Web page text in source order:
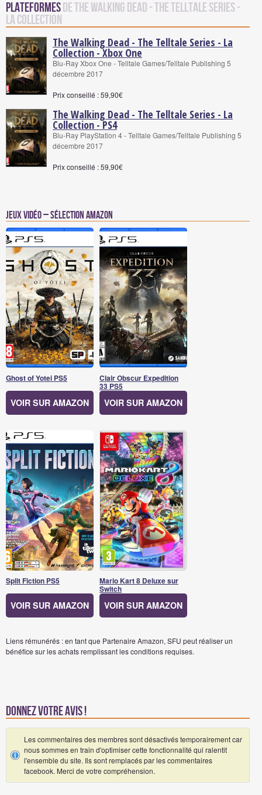
Plateformesde The Walking Dead - The Telltale Series -
La Collection
The Walking Dead - The Telltale Series - La
Collection - Xbox One
Blu-Ray Xbox One - Telltale Games/Telltale Publishing 5
décembre 2017
Prix conseillé : 59,90€
The Walking Dead - The Telltale Series - La
Collection - PS4
Blu-Ray PlayStation 4 - Telltale Games/Telltale Publishing 5
décembre 2017
Prix conseillé : 59,90€
Jeux vidéo – Sélection Amazon
Ghost of Yotei PS5
VOIR SUR AMAZON
Clair Obscur Expedition
33 PS5
VOIR SUR AMAZON
Split Fiction PS5
VOIR SUR AMAZON
Mario Kart 8 Deluxe sur
Switch
VOIR SUR AMAZON
Liens rémunérés : en tant que Partenaire Amazon, SFU peut réaliser un
bénéfice sur les achats remplissant les conditions requises.
Donnez votre avis !
Les commentaires des membres sont désactivés temporairement car
nous sommes en train d'optimiser cette fonctionnalité qui ralentit
l'ensemble du site. Ils sont remplacés par les commentaires
facebook. Merci de votre compréhension.